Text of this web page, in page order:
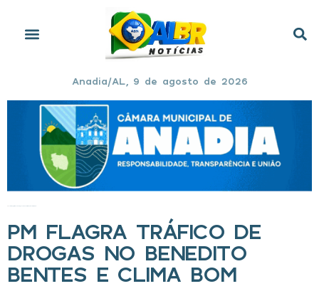
Anadia/AL, 9 de agosto de 2026
PM FLAGRA TRÁFICO DE
DROGAS NO BENEDITO
BENTES E CLIMA BOM